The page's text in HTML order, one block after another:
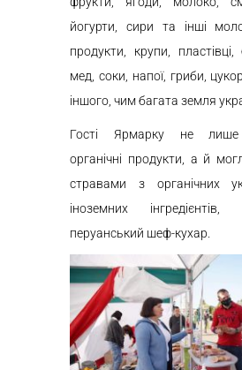
йогурти, сири та інші
продукти, крупи, пластівці,
мед, соки, напої, гриби,
іншого, чим багата земля
Гості Ярмарку не лише
органічні продукти, а й
стравами з органічних
іноземних
перуанський шеф-кухар.